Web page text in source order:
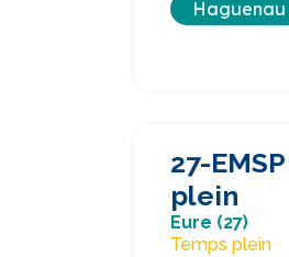
Haguenau
27-
plein
Eure (27)
Temps plein